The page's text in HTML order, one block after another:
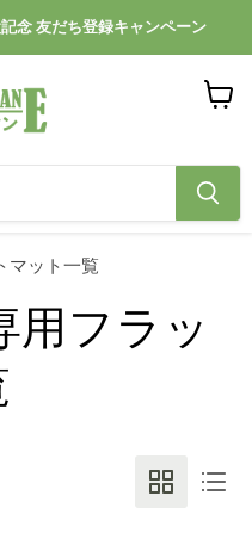
念 友だち登録キャンペーン
見
マット一覧
用フラッ